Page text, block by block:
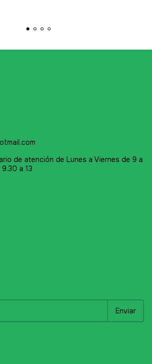
de atención de Lunes a Viernes de 9 a
a 13